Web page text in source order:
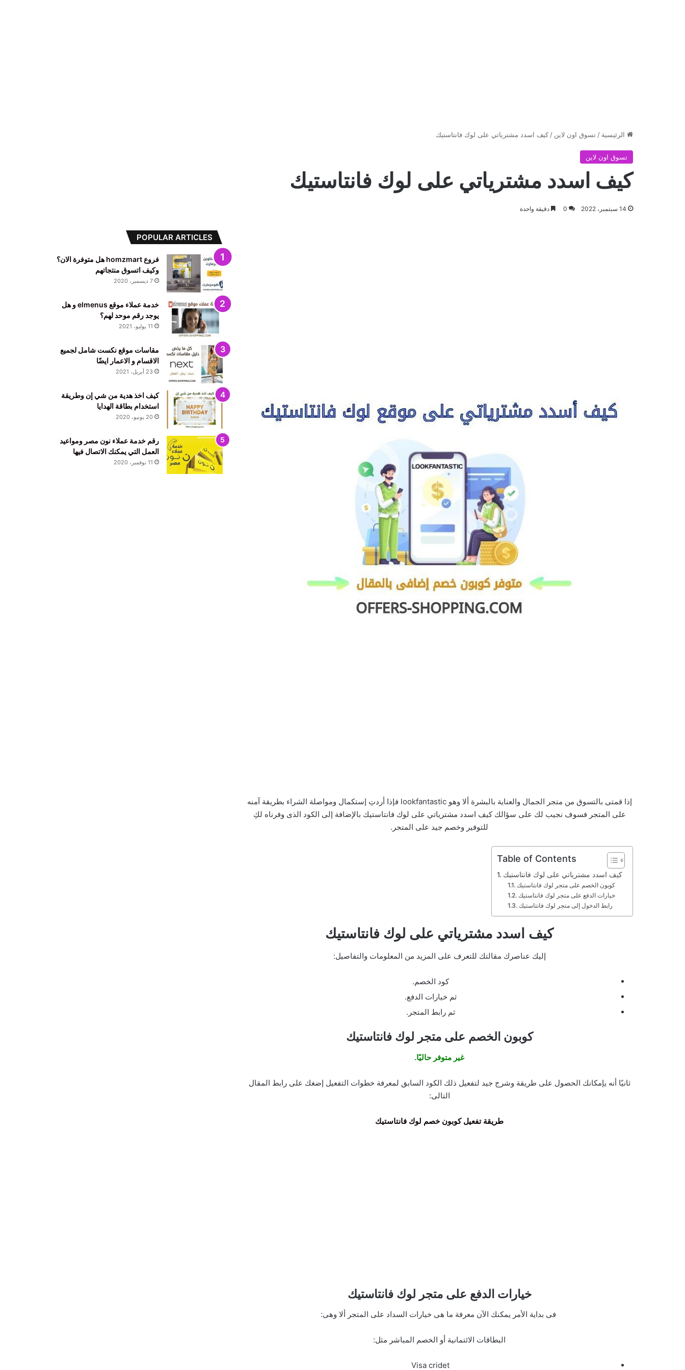
الرئيسية / تسوق اون لاين / كيف اسدد مشترياتي على لوك فانتاستيك
تسوق اون لاين
كيف اسدد مشترياتي على لوك فانتاستيك
14 سبتمبر، 2022 0 دقيقة واحدة
إذا قمتى بالتسوق من متجر الجمال والعناية بالبشرة ألا وهو lookfantastic فإذا أردتِ إستكمال ومواصلة الشراء بطريقة آمنه
على المتجر فسوف نجيب لك على سؤالك كيف اسدد مشترياتي على لوك فانتاستيك بالإضافة إلى الكود الذى وفرناه لكِ
للتوفير وخصم جيد على المتجر.
Table of Contents
كيف اسدد مشترياتي على لوك فانتاستيك
كوبون الخصم على متجر لوك فانتاستيك
خيارات الدفع على متجر لوك فانتاستيك
رابط الدخول إلى متجر لوك فانتاستيك
كيف اسدد مشترياتي على لوك فانتاستيك
إليك عناصرك مقالتك للتعرف على المزيد من المعلومات والتفاصيل:
كود الخصم.
ثم خيارات الدفع.
ثم رابط المتجر.
كوبون الخصم على متجر لوك فانتاستيك
غير متوفر حاليًا.
ثانيًا أنه يإمكانك الحصول على طريقة وشرج جيد لتفعيل ذلك الكود السابق لمعرفة خطوات التفعيل إضغك على رابط المقال
التالى:
طريقة تفعيل كوبون خصم لوك فانتاستيك
خيارات الدفع على متجر لوك فانتاستيك
فى بداية الأمر يمكنك الآن معرفة ما هى خيارات السداد على المتجر ألا وهى:
البطاقات الائتمانية أو الخصم المباشر مثل:
Visa cridet
POPULAR ARTICLES
فروع homzmart هل متوفرة الان؟
وكيف اتسوق منتجاتهم
7 ديسمبر، 2020
خدمة عملاء موقع elmenus و هل
يوجد رقم موحد لهم؟
11 يوليو، 2021
مقاسات موقع نكست شامل لجميع
الاقسام و الاعمار ايضًا
23 أبريل، 2021
كيف اخذ هدية من شي إن وطريقة
استخدام بطاقة الهدايا
20 يونيو، 2020
رقم خدمة عملاء نون مصر ومواعيد
العمل التي يمكنك الاتصال فيها
11 نوفمبر، 2020